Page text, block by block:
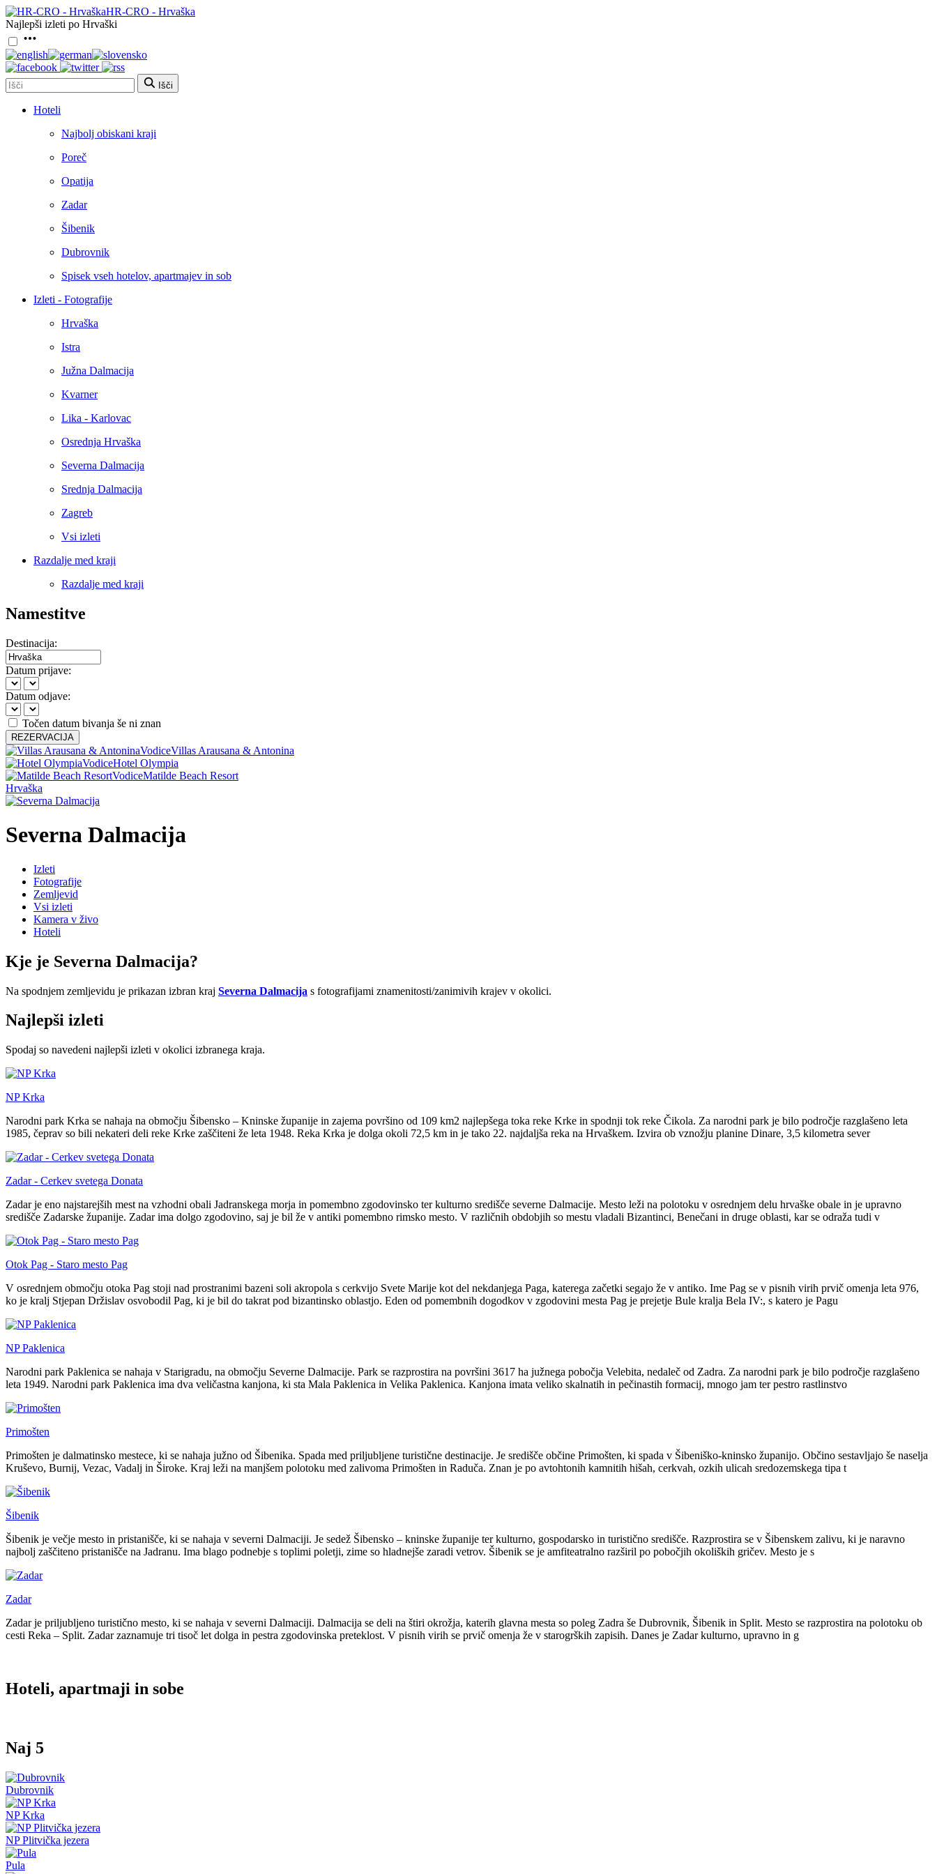
HR-CRO - Hrvaška
Najlepši izleti po Hrvaški
Išči
Hoteli
Najbolj obiskani kraji
Poreč
Opatija
Zadar
Šibenik
Dubrovnik
Spisek vseh hotelov, apartmajev in sob
Izleti - Fotografije
Hrvaška
Istra
Južna Dalmacija
Kvarner
Lika - Karlovac
Osrednja Hrvaška
Severna Dalmacija
Srednja Dalmacija
Zagreb
Vsi izleti
Razdalje med kraji
Razdalje med kraji
Namestitve
Destinacija:
Datum prijave:
Datum odjave:
Točen datum bivanja še ni znan
REZERVACIJA
VodiceVillas Arausana & Antonina
VodiceHotel Olympia
VodiceMatilde Beach Resort
Hrvaška
Severna Dalmacija
Izleti
Fotografije
Zemljevid
Vsi izleti
Kamera v živo
Hoteli
Kje je Severna Dalmacija?
Na spodnjem zemljevidu je prikazan izbran kraj Severna Dalmacija s fotografijami znamenitosti/zanimivih krajev v okolici.
Najlepši izleti
Spodaj so navedeni najlepši izleti v okolici izbranega kraja.
NP Krka
Narodni park Krka se nahaja na območju Šibensko – Kninske županije in zajema površino od 109 km2 najlepšega toka reke Krke in spodnji tok reke Čikola. Za narodni park je bilo področje razglašeno leta
1985, čeprav so bili nekateri deli reke Krke zaščiteni že leta 1948. Reka Krka je dolga okoli 72,5 km in je tako 22. najdaljša reka na Hrvaškem. Izvira ob vznožju planine Dinare, 3,5 kilometra sever
Zadar - Cerkev svetega Donata
Zadar je eno najstarejših mest na vzhodni obali Jadranskega morja in pomembno zgodovinsko ter kulturno središče severne Dalmacije. Mesto leži na polotoku v osrednjem delu hrvaške obale in je upravno
središče Zadarske županije. Zadar ima dolgo zgodovino, saj je bil že v antiki pomembno rimsko mesto. V različnih obdobjih so mestu vladali Bizantinci, Benečani in druge oblasti, kar se odraža tudi v
Otok Pag - Staro mesto Pag
V osrednjem območju otoka Pag stoji nad prostranimi bazeni soli akropola s cerkvijo Svete Marije kot del nekdanjega Paga, katerega začetki segajo že v antiko. Ime Pag se v pisnih virih prvič omenja leta 976,
ko je kralj Stjepan Držislav osvobodil Pag, ki je bil do takrat pod bizantinsko oblastjo. Eden od pomembnih dogodkov v zgodovini mesta Pag je prejetje Bule kralja Bela IV:, s katero je Pagu
NP Paklenica
Narodni park Paklenica se nahaja v Starigradu, na območju Severne Dalmacije. Park se razprostira na površini 3617 ha južnega pobočja Velebita, nedaleč od Zadra. Za narodni park je bilo področje razglašeno
leta 1949. Narodni park Paklenica ima dva veličastna kanjona, ki sta Mala Paklenica in Velika Paklenica. Kanjona imata veliko skalnatih in pečinastih formacij, mnogo jam ter pestro rastlinstvo
Primošten
Primošten je dalmatinsko mestece, ki se nahaja južno od Šibenika. Spada med priljubljene turistične destinacije. Je središče občine Primošten, ki spada v Šibeniško-kninsko županijo. Občino sestavljajo še naselja
Kruševo, Burnij, Vezac, Vadalj in Široke. Kraj leži na manjšem polotoku med zalivoma Primošten in Raduča. Znan je po avtohtonih kamnitih hišah, cerkvah, ozkih ulicah sredozemskega tipa t
Šibenik
Šibenik je večje mesto in pristanišče, ki se nahaja v severni Dalmaciji. Je sedež Šibensko – kninske županije ter kulturno, gospodarsko in turistično središče. Razprostira se v Šibenskem zalivu, ki je naravno
najbolj zaščiteno pristanišče na Jadranu. Ima blago podnebje s toplimi poletji, zime so hladnejše zaradi vetrov. Šibenik se je amfiteatralno razširil po pobočjih okoliških gričev. Mesto je s
Zadar
Zadar je priljubljeno turistično mesto, ki se nahaja v severni Dalmaciji. Dalmacija se deli na štiri okrožja, katerih glavna mesta so poleg Zadra še Dubrovnik, Šibenik in Split. Mesto se razprostira na polotoku ob
cesti Reka – Split. Zadar zaznamuje tri tisoč let dolga in pestra zgodovinska preteklost. V pisnih virih se prvič omenja že v starogrških zapisih. Danes je Zadar kulturno, upravno in g
Hoteli, apartmaji in sobe
Naj 5
Dubrovnik
NP Krka
NP Plitvička jezera
Pula